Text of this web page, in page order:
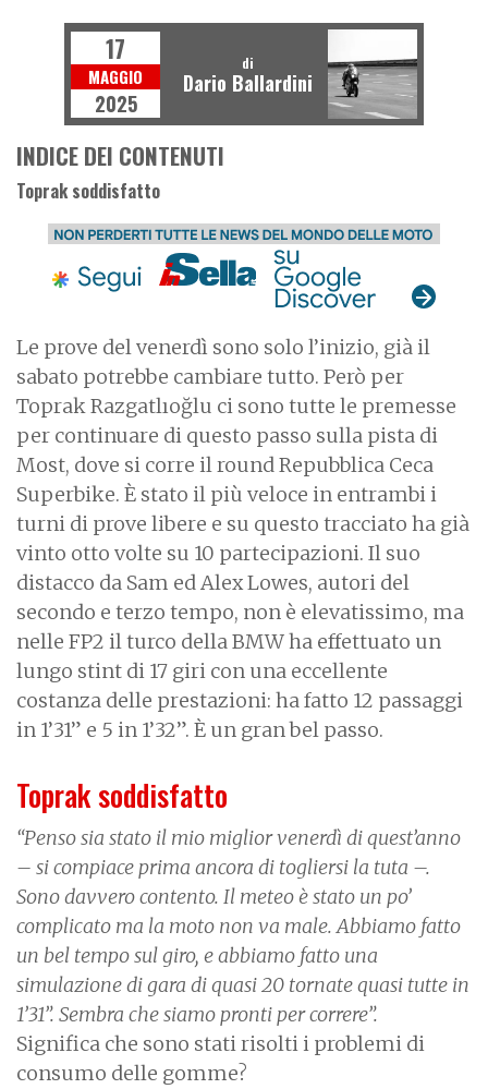
Le prove del venerdì sono solo l’inizio, già il
sabato potrebbe cambiare tutto. Però per
Toprak Razgatlıoğlu ci sono tutte le premesse
per continuare di questo passo sulla pista di
Most, dove si corre il round Repubblica Ceca
Superbike. È stato il più veloce in entrambi i
turni di prove libere e su questo tracciato ha già
vinto otto volte su 10 partecipazioni. Il suo
distacco da Sam ed Alex Lowes, autori del
secondo e terzo tempo, non è elevatissimo, ma
nelle FP2 il turco della BMW ha effettuato un
lungo stint di 17 giri con una eccellente
costanza delle prestazioni: ha fatto 12 passaggi
in 1’31” e 5 in 1’32”. È un gran bel passo.
Toprak soddisfatto
“Penso sia stato il mio miglior venerdì di quest’anno
– si compiace prima ancora di togliersi la tuta –.
Sono davvero contento. Il meteo è stato un po’
complicato ma la moto non va male. Abbiamo fatto
un bel tempo sul giro, e abbiamo fatto una
simulazione di gara di quasi 20 tornate quasi tutte in
1’31”. Sembra che siamo pronti per correre”.
Significa che sono stati risolti i problemi di
consumo delle gomme?
17
MAGGIO
2025
di
Dario Ballardini
INDICE DEI CONTENUTI
Toprak soddisfatto